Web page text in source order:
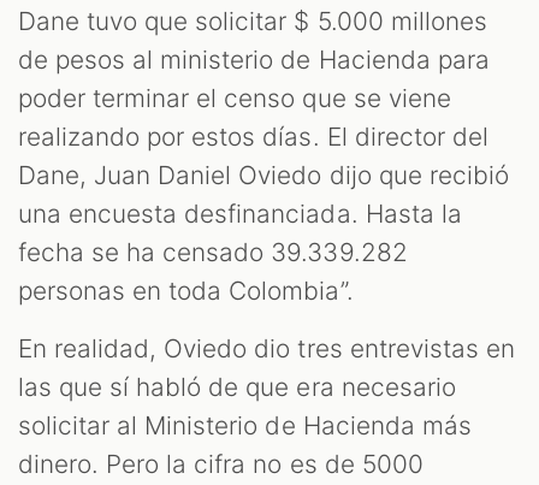
Dane tuvo que solicitar $ 5.000 millones
de pesos al ministerio de Hacienda para
poder terminar el censo que se viene
realizando por estos días. El director del
Dane, Juan Daniel Oviedo dijo que recibió
una encuesta desfinanciada. Hasta la
fecha se ha censado 39.339.282
personas en toda Colombia”.
En realidad, Oviedo dio tres entrevistas en
las que sí habló de que era necesario
solicitar al Ministerio de Hacienda más
dinero. Pero la cifra no es de 5000